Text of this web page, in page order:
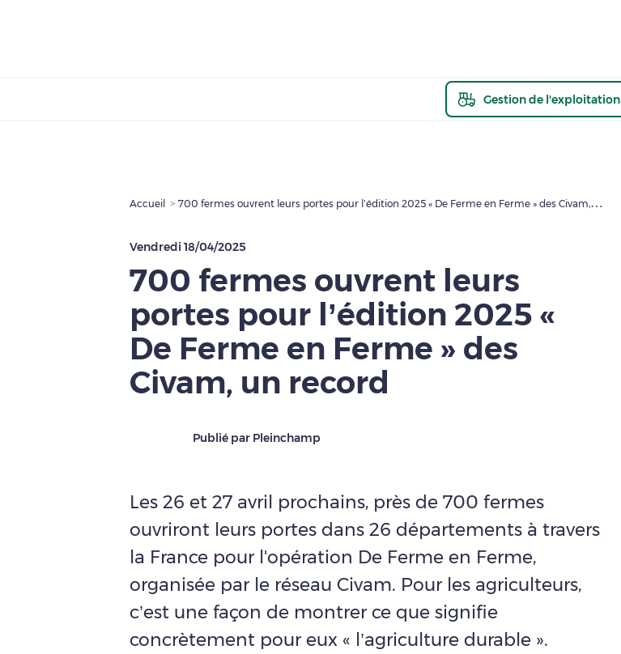
Gestion de l'exploitation
Accueil 700 fermes ouvrent leurs portes pour l’édition 2025 « De Ferme en Ferme » des Civam, un record
Vendredi 18/04/2025
700 fermes ouvrent leurs
portes pour l’édition 2025 «
De Ferme en Ferme » des
Civam, un record
Publié par Pleinchamp
Les 26 et 27 avril prochains, près de 700 fermes
ouvriront leurs portes dans 26 départements à travers
la France pour l'opération De Ferme en Ferme,
organisée par le réseau Civam. Pour les agriculteurs,
c’est une façon de montrer ce que signifie
concrètement pour eux « l’agriculture durable ».